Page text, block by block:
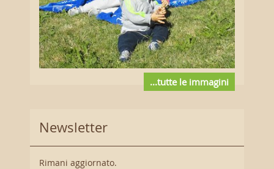
...tutte le immagini
Newsletter
Rimani aggiornato.